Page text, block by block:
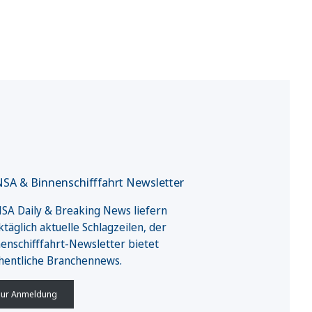
& Binnenschifffahrt Newsletter
Daily & Breaking News liefern
aktuelle Schlagzeilen, der
Newsletter bietet
Branchennews.
Anmeldung